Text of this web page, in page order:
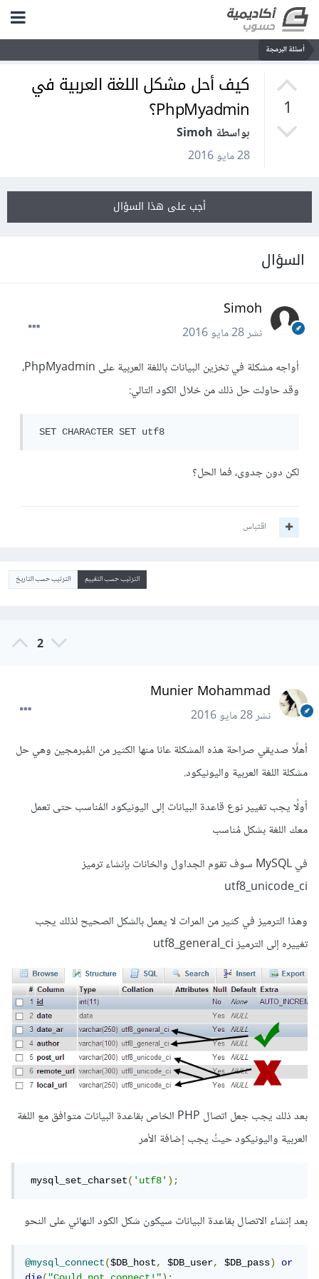
أسئلة البرمجة
1
كيف أحل مشكل اللغة العربية في
PhpMyadmin؟
بواسطة Simoh
28 مايو 2016
أجب على هذا السؤال
السؤال
Simoh
نشر28 مايو 2016
أواجه مشكلة في تخزين البيانات باللغة العربية على PhpMyadmin،
وقد حاولت حل ذلك من خلال الكود التالي:
SET CHARACTER SET utf8
لكن دون جدوى، فما الحل؟
اقتباس
الترتيب حسب التقييم الترتيب حسب التاريخ
2
Munier Mohammad
نشر28 مايو 2016
أهلًا صديقي صراحة هذه المشكلة عانا منها الكثير من المُبرمجين وهي حل
مشكلة اللغة العربية واليونيكود.
أولًا يجب تغيير نوع قاعدة البيانات إلى اليونيكود المُناسب حتى تعمل
معك اللغة بشكل مُناسب
في MySQL سوف تقوم الجداول والخانات بإنشاء ترميز
utf8_unicode_ci
وهذا الترميز في كثير من المرات لا يعمل بالشكل الصحيح لذلك يجب
تغييره إلى الترميز utf8_general_ci
بعد ذلك يجب جعل اتصال PHP الخاص بقاعدة البيانات متوافق مع اللغة
العربية واليونيكود حيثُ يجب إضافة الأمر
mysql_set_charset('utf8');
بعد إنشاء الاتصال بقاعدة البيانات سيكون شكل الكود النهائي على النحو
@mysql_connect($DB_host, $DB_user, $DB_pass)
or